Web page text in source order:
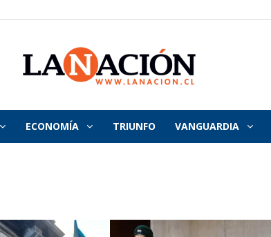
La
Nación
ECONOMÍA TRIUNFO VANGUARDIA